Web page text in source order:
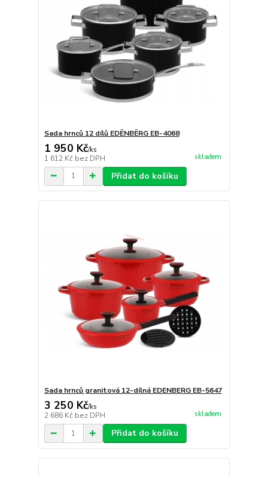
Sada hrnců 12 dílů EDËNBËRG EB-4068
1 950 Kč/ks
1 612 Kč bez DPH skladem
Přidat do košíku
Sada hrnců granitová 12-dílná EDENBERG EB-5647
3 250 Kč/ks
2 686 Kč bez DPH skladem
Přidat do košíku